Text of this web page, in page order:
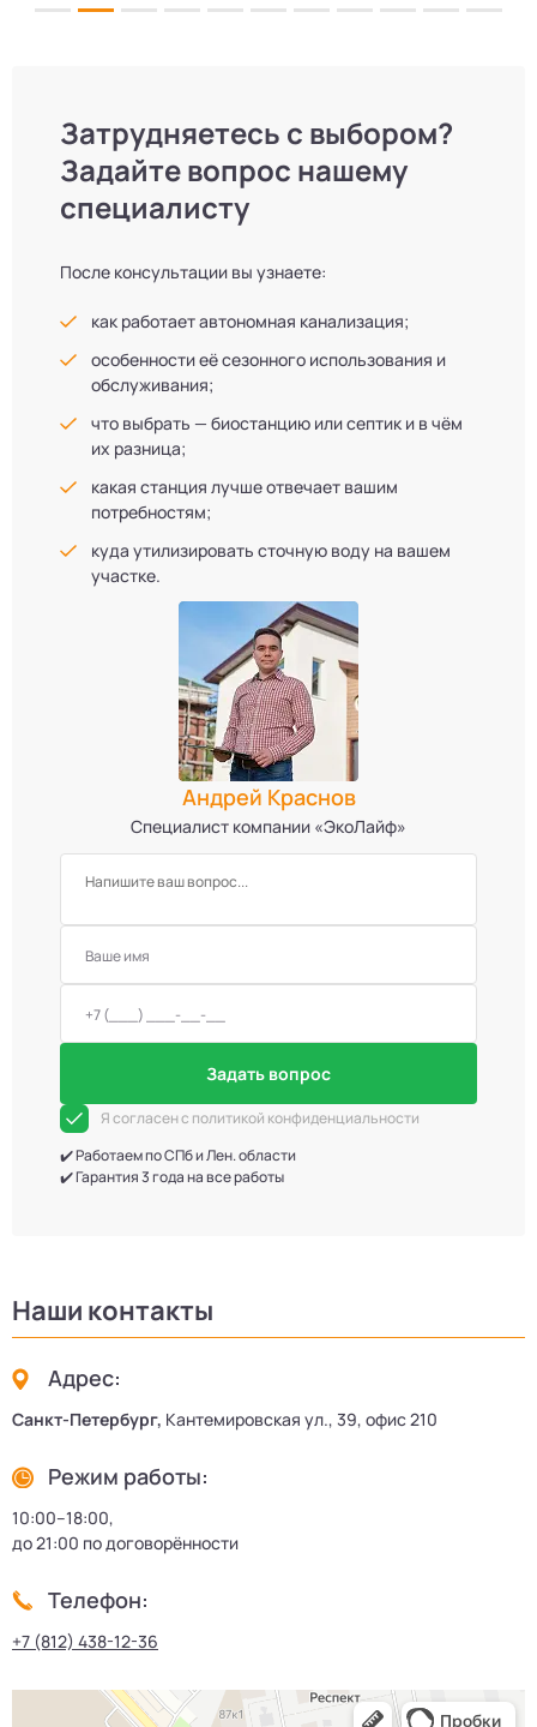
Затрудняетесь с выбором?
Задайте вопрос нашему
специалисту
После консультации вы узнаете:
как работает автономная канализация;
особенности её сезонного использования и
обслуживания;
что выбрать — биостанцию или септик и в чём
их разница;
какая станция лучше отвечает вашим
потребностям;
куда утилизировать сточную воду на вашем
участке.
Андрей Краснов
Специалист компании «ЭкоЛайф»
Задать вопрос
Я согласен с политикой конфиденциальности
✔️ Работаем по СПб и Лен. области
✔️ Гарантия 3 года на все работы
Наши контакты
Адрес:
Санкт-Петербург, Кантемировская ул., 39, офис 210
Режим работы:
10:00–18:00,
до 21:00 по договорённости
Телефон:
+7 (812) 438-12-36